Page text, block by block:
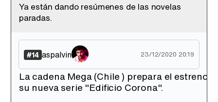
Ya están dando resúmenes de las novelas
paradas.
#14 aspalvin 23/12/2020 20:19
La cadena Mega (Chile ) prepara el estreno
su nueva serie "Edificio Corona".